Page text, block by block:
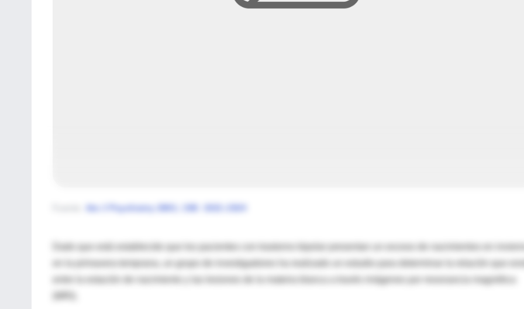
Am J Psychiatry 2001; 158: 1521-1524
en la primavera temprana, un grupo de investigadores ha realizado un estudio para determinar la relación que
entre la estación de nacimiento y las lesiones de la materia blanca a través imágenes por resonancia magnética